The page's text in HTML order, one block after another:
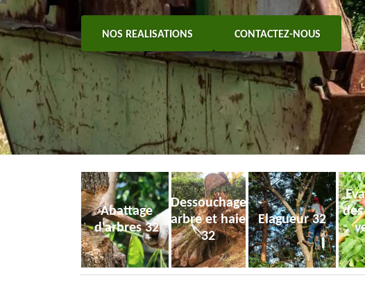
NOS REALISATIONS CONTACTEZ-NOUS
Abattage
d'arbres 32
Dessouchage
arbre et haie
32
Elagueur 32